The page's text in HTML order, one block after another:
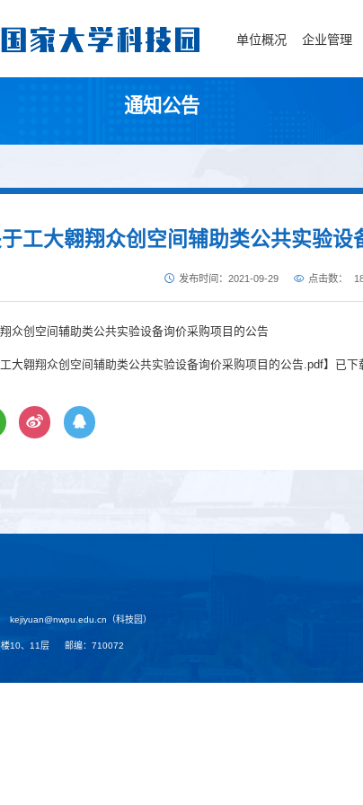
单位概况 企业管理
通知公告
工大翱翔众创空间辅助类公共实验设
发布时间：2021-09-29 点击数：
众创空间辅助类公共实验设备询价采购项目的公告
大翱翔众创空间辅助类公共实验设备询价采购项目的公告.pdf】已下
kejiyuan@nwpu.edu.cn（科技园）
10、11层 邮编：710072